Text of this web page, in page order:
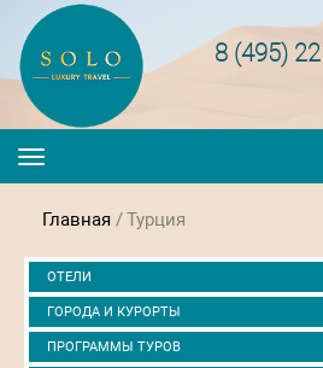
8 (495)
Toggle
navigation
Главная /Турция
ОТЕЛИ
ГОРОДА И КУРОРТЫ
ПРОГРАММЫ ТУРОВ